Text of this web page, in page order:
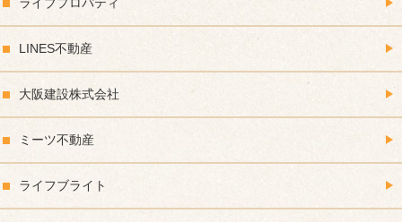
LINES不動産
大阪建設株式会社
ミーツ不動産
ライフブライト